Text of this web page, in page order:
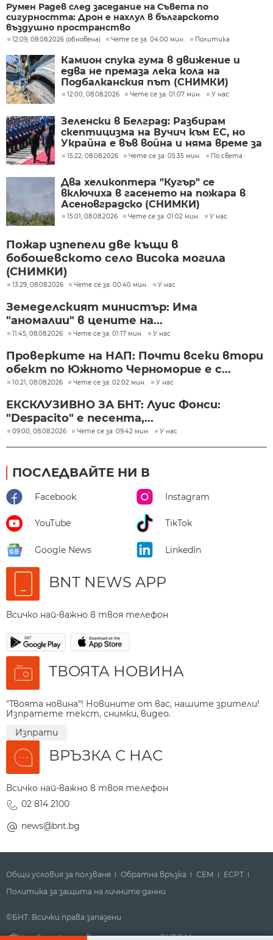
Румен Радев след заседание на Съвета по
сигурността: Дрон е нахлул в българското
въздушно пространство
12:09, 08.08.2026 (обновена) Чете се за: 04:00 мин. Политика
Камион спука гума в движение и
едва не премаза лека кола на
Подбалканския път (СНИМКИ)
12:00, 08.08.2026 Чете се за: 01:07 мин. У нас
Зеленски в Белград: Разбирам
скептицизма на Вучич към ЕС, но
Украйна е във война и няма време за
скептицизъм
15:22, 08.08.2026 Чете се за: 05:35 мин. По света
Два хеликоптера "Кугър" се
включиха в гасенето на пожара в
Асеновградско (СНИМКИ)
15:01, 08.08.2026 Чете се за: 01:02 мин. У нас
Пожар изпепели две къщи в
бобошевското село Висока могила
(СНИМКИ)
13:29, 08.08.2026 Чете се за: 00:40 мин. У нас
Земеделският министър: Има
"аномалии" в цените на...
11:45, 08.08.2026 Чете се за: 01:17 мин. У нас
Проверките на НАП: Почти всеки втори
обект по Южното Черноморие е с...
10:21, 08.08.2026 Чете се за: 02:02 мин. У нас
ЕКСКЛУЗИВНО ЗА БНТ: Луис Фонси:
"Despacito" е песента,...
09:00, 08.08.2026 Чете се за: 09:42 мин. У нас
ПОСЛЕДВАЙТЕ НИ В
Facebook Instagram
YouTube TikTok
Google News LinkedIn
BNT NEWS APP
Всичко най-важно в твоя телефон
ТВОЯТА НОВИНА
"Твоята новина"! Новините от вас, нашите зрители!
Изпратете текст, снимки, видео.
Изпрати
ВРЪЗКА С НАС
Всичко най-важно в твоя телефон
02 814 2100
news@bnt.bg
Общи условия за ползване Обратна връзка СЕМ
ECPT
Политика за защита на личните данни
©БНТ. Всички права запазени
Гледайте новините за деня на БНТ в Метрото